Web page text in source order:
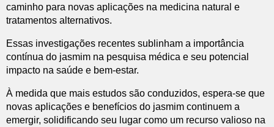
caminho para novas aplicações na medicina natural e
tratamentos alternativos.
Essas investigações recentes sublinham a importância
contínua do jasmim na pesquisa médica e seu potencial
impacto na saúde e bem-estar.
À medida que mais estudos são conduzidos, espera-se que
novas aplicações e benefícios do jasmim continuem a
emergir, solidificando seu lugar como um recurso valioso na